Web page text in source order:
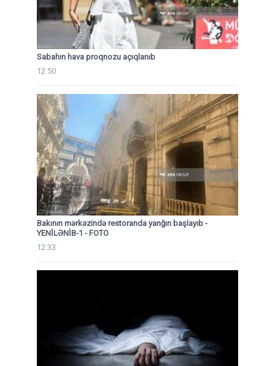
Sabahın hava proqnozu açıqlanıb
12:50
Bakının mərkəzində restoranda yanğın başlayıb -
YENİLƏNİB-1 - FOTO
12:33